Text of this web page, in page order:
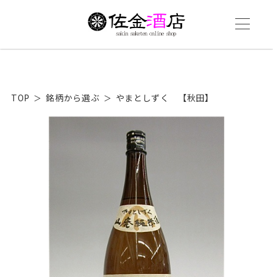
TOP 銘柄から選ぶ やまとしずく 【秋田】